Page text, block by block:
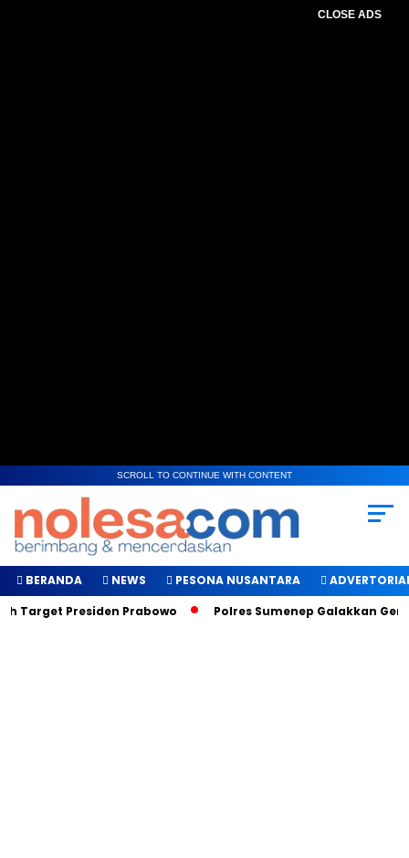
CLOSE ADS
SCROLL TO CONTINUE WITH CONTENT
BERANDA NEWS PESONA NUSANTARA
Target Presiden Prabowo
Polres Sumenep Galakkan